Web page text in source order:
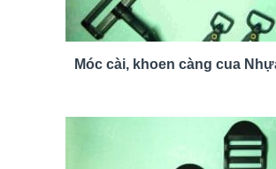
Móc cài, khoen càng cua